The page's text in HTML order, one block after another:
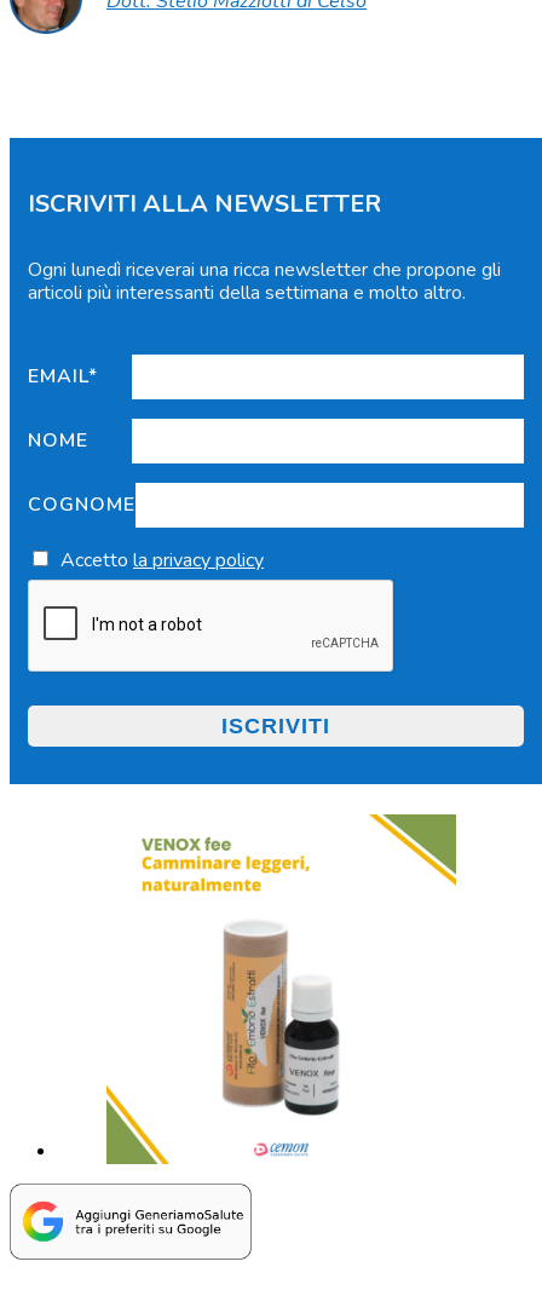
ISCRIVITI ALLA NEWSLETTER
Ogni lunedì riceverai una ricca newsletter che propone gli
articoli più interessanti della settimana e molto altro.
EMAIL*
NOME
COGNOME
Accetto la privacy policy